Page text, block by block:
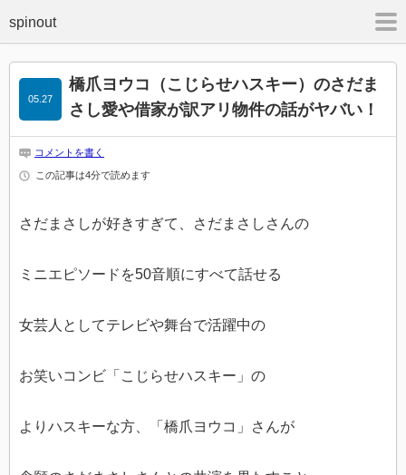
橋爪ヨウコ（こじらせハスキー）のさだま
さし愛や借家が訳アリ物件の話がヤバい！
05.27
コメントを書く
この記事は4分で読めます
さだまさしが好きすぎて、さだまさしさんの
ミニエピソードを50音順にすべて話せる
女芸人としてテレビや舞台で活躍中の
お笑いコンビ「こじらせハスキー」の
よりハスキーな方、「橋爪ヨウコ」さんが